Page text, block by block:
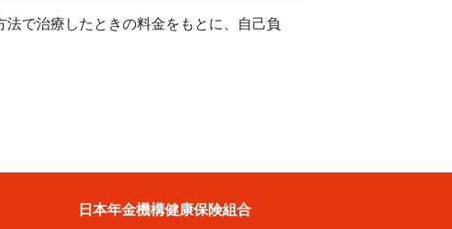
で治療したときの料金をもとに、自己負
日本年金機構健康保険組合